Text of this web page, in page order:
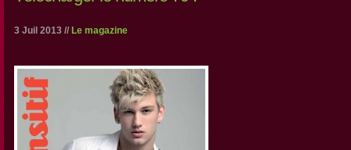
3 Juil 2013 // Le magazine